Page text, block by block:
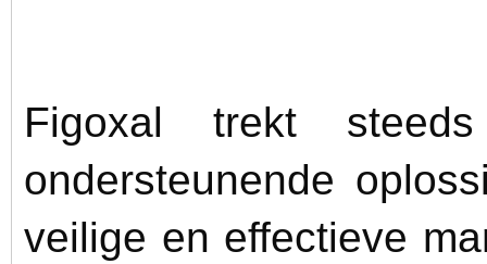
Figoxal trekt
ondersteunende
veilige en effectieve